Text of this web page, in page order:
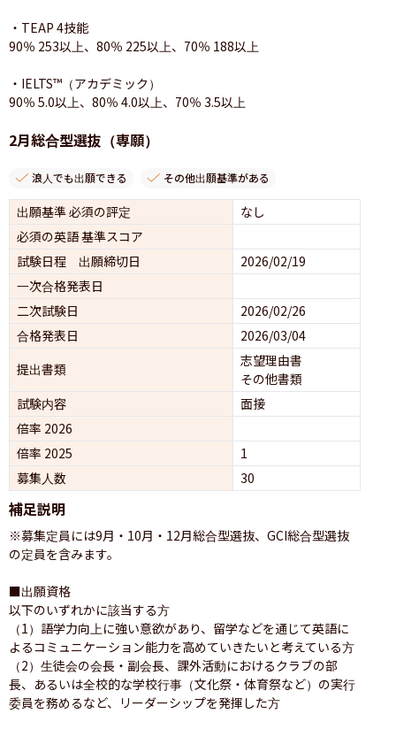
・TEAP 4技能
90％ 253以上、80％ 225以上、70％ 188以上
・IELTS™（アカデミック）
90％ 5.0以上、80％ 4.0以上、70％ 3.5以上
2月総合型選抜（専願）
浪人でも出願できる その他出願基準がある
出願基準 必須の評定
なし
必須の英語 基準スコア
試験日程 出願締切日
2026/02/19
一次合格発表日
二次試験日
2026/02/26
合格発表日
2026/03/04
提出書類
志望理由書
その他書類
試験内容
面接
倍率 2026
倍率 2025
1
募集人数
30
補足説明
※募集定員には9月・10月・12月総合型選抜、GCI総合型選抜
の定員を含みます。
■出願資格
以下のいずれかに該当する方
（1）語学力向上に強い意欲があり、留学などを通じて英語に
よるコミュニケーション能力を高めていきたいと考えている方
（2）生徒会の会長・副会長、課外活動におけるクラブの部
長、あるいは全校的な学校行事（文化祭・体育祭など）の実行
委員を務めるなど、リーダーシップを発揮した方